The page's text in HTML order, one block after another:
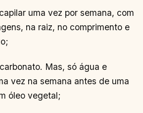
uma vez por semana, com
na raiz, no comprimento e
Mas, só água e
vez na semana antes de uma
óleo vegetal;